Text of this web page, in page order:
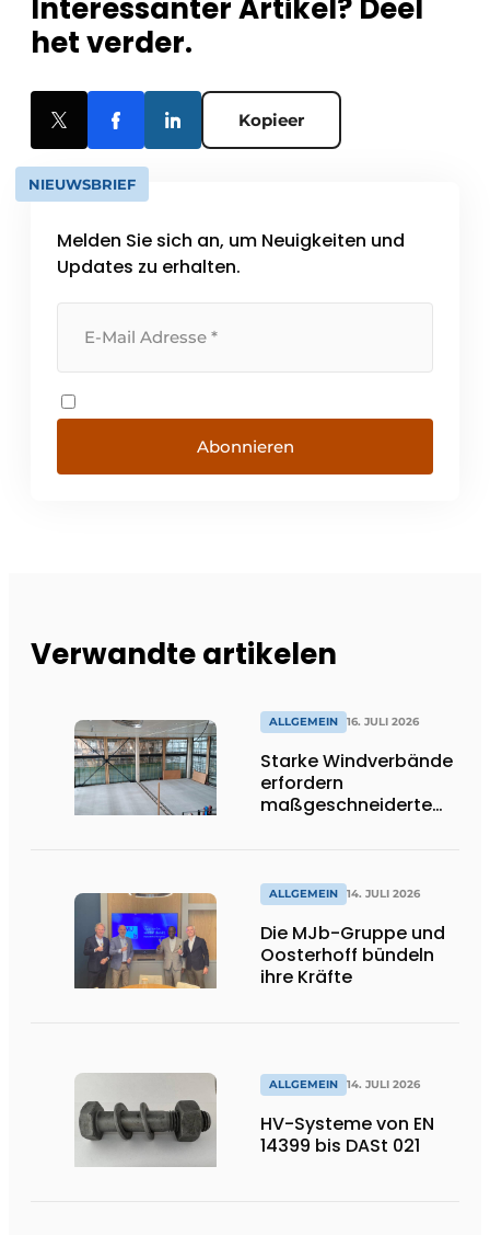
Interessanter Artikel? Deel
het verder.
Kopieer
NIEUWSBRIEF
Melden Sie sich an, um Neuigkeiten und
Updates zu erhalten.
Abonnieren
Verwandte artikelen
ALLGEMEIN 16. JULI 2026
Starke Windverbände
erfordern
maßgeschneiderte
ALLGEMEIN 14. JULI 2026
Die MJb-Gruppe und
Oosterhoff bündeln
ihre Kräfte
ALLGEMEIN 14. JULI 2026
HV-Systeme von EN
14399 bis DASt 021